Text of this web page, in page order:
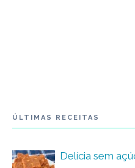
ÚLTIMAS RECEITAS
Delícia sem